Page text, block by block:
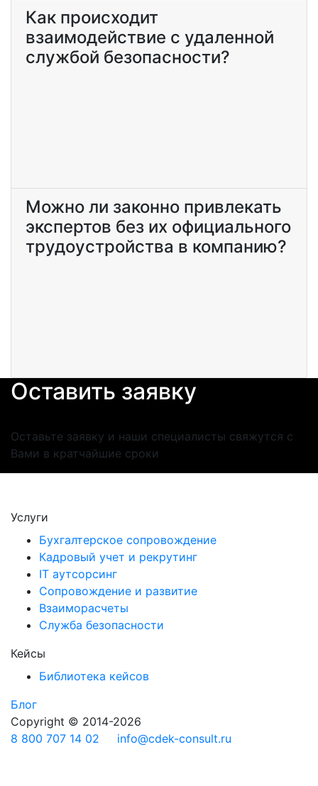
Как происходит
взаимодействие с удаленной
службой безопасности?
Можно ли законно привлекать
экспертов без их официального
трудоустройства в компанию?
Оставить заявку
Оставьте заявку и наши специалисты свяжутся с
Вами в кратчайшие сроки
Услуги
Бухгалтерское сопровождение
Кадровый учет и рекрутинг
IT аутсорсинг
Сопровождение и развитие
Взаиморасчеты
Служба безопасности
Кейсы
Библиотека кейсов
Блог
Copyright © 2014-2026
8 800 707 14 02
info@cdek-consult.ru